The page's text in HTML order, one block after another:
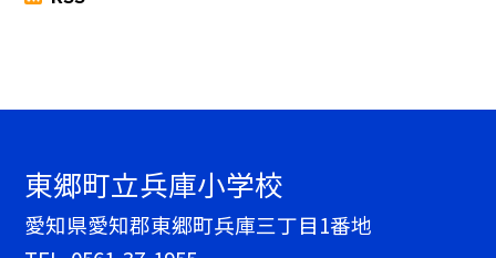
東郷町立兵庫小学校
愛知県愛知郡東郷町兵庫三丁目1番地